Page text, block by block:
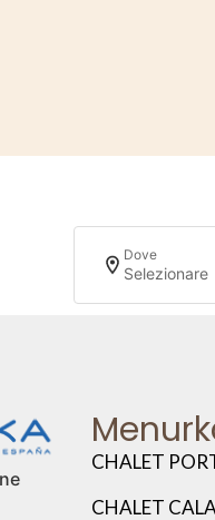
Dove
Selezionare
CHALET
CHALET